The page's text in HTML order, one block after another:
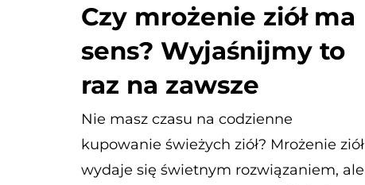
Czy mrożenie ziół ma
sens? Wyjaśnijmy to
raz na zawsze
Nie masz czasu na codzienne
kupowanie świeżych ziół? Mrożenie ziół
wydaje się świetnym rozwiązaniem, ale